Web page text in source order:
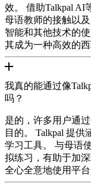
效。 借助Talkpal AI
母语教师的接触以
智能和其他技术的
其成为一种高效的西
我真的能通过像
吗？
是的，许多用户通
目的。 Talkpal 提
学习工具。 与母语
拟练习，有助于加
全心全意地使用平